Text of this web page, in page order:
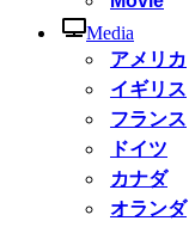
Media
アメリカ
イギリス
フランス
ドイツ
カナダ
オランダ